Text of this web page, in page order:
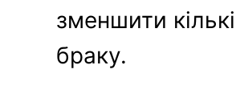
зменшити
браку.